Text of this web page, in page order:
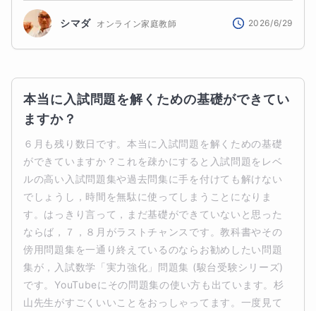
シマダ オンライン家庭教師 2026/6/29
本当に入試問題を解くための基礎ができてい
ますか？
６月も残り数日です。本当に入試問題を解くための基礎
ができていますか？これを疎かにすると入試問題をレベ
ルの高い入試問題集や過去問集に手を付けても解けない
でしょうし，時間を無駄に使ってしまうことになりま
す。はっきり言って，まだ基礎ができていないと思った
ならば，７，８月がラストチャンスです。教科書やその
傍用問題集を一通り終えているのならお勧めしたい問題
集が，入試数学「実力強化」問題集 (駿台受験シリーズ)
です。YouTubeにその問題集の使い方も出ています。杉
山先生がすごくいいことをおっしゃってます。一度見て